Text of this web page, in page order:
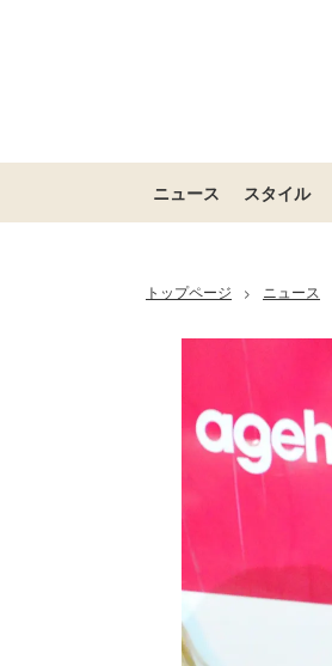
ニュース スタイル
トップページ > ニュース